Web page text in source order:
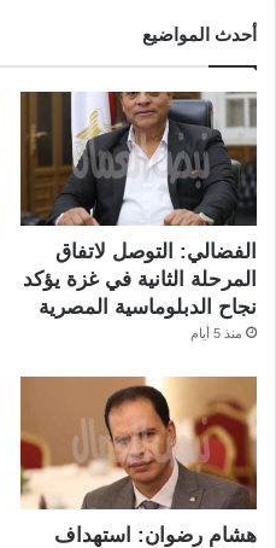
أحدث المواضيع
الفضالي: التوصل لاتفاق
المرحلة الثانية في غزة يؤكد
نجاح الدبلوماسية المصرية
منذ 5 أيام
هشام رضوان: استهداف